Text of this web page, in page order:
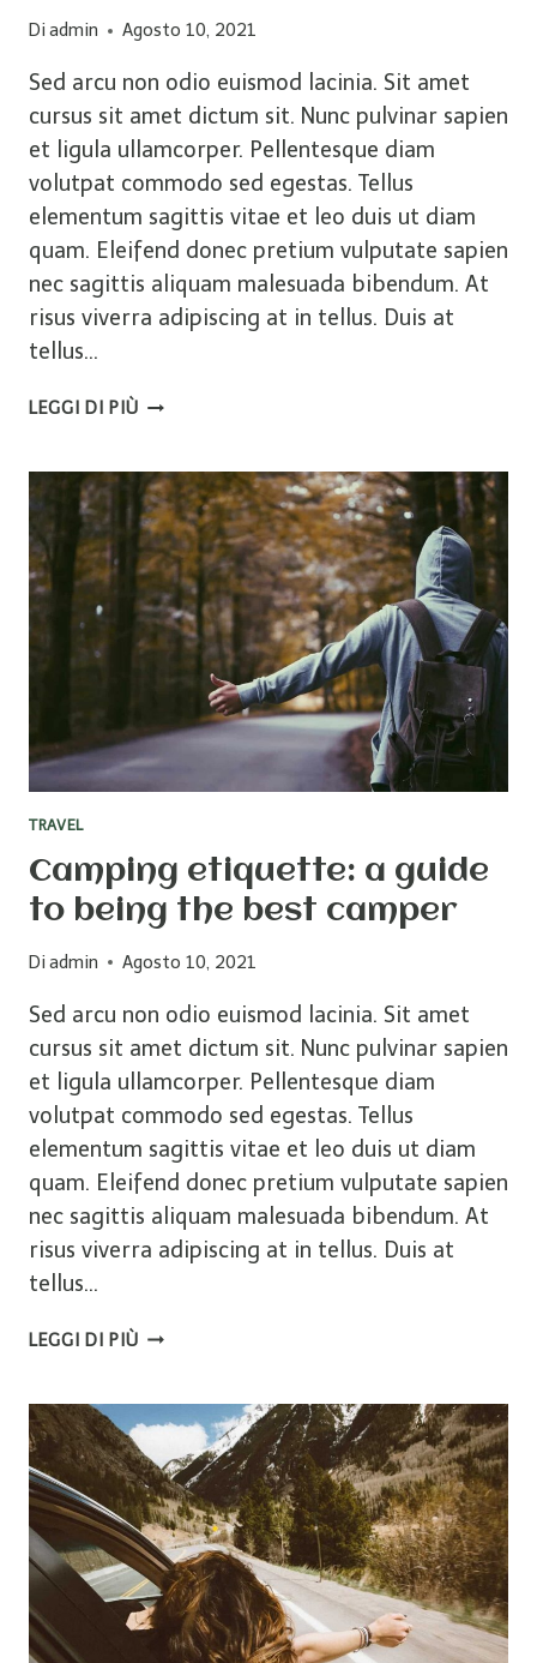
Di admin Agosto 10, 2021
Sed arcu non odio euismod lacinia. Sit amet
cursus sit amet dictum sit. Nunc pulvinar sapien
et ligula ullamcorper. Pellentesque diam
volutpat commodo sed egestas. Tellus
elementum sagittis vitae et leo duis ut diam
quam. Eleifend donec pretium vulputate sapien
nec sagittis aliquam malesuada bibendum. At
risus viverra adipiscing at in tellus. Duis at
tellus…
LEGGI DI PIÙ5
HIKES
FOR
THE
FAMILY
TRAVEL
Camping etiquette: a guide
to being the best camper
Di admin Agosto 10, 2021
Sed arcu non odio euismod lacinia. Sit amet
cursus sit amet dictum sit. Nunc pulvinar sapien
et ligula ullamcorper. Pellentesque diam
volutpat commodo sed egestas. Tellus
elementum sagittis vitae et leo duis ut diam
quam. Eleifend donec pretium vulputate sapien
nec sagittis aliquam malesuada bibendum. At
risus viverra adipiscing at in tellus. Duis at
tellus…
LEGGI DI PIÙCAMPING
GUIDE
TO
BEING
THE
BEST
CAMPER